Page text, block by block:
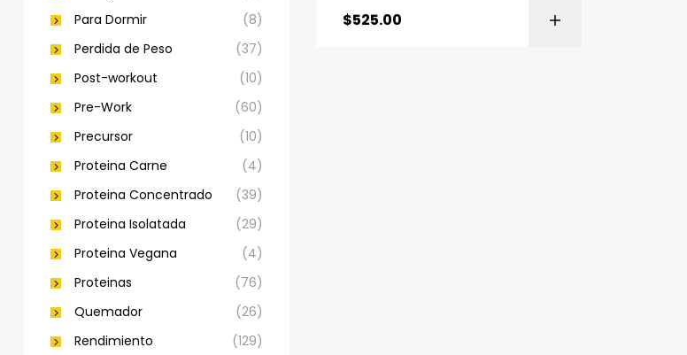
$525.00
Para Dormir
(8)
Perdida de Peso
(37)
Post-workout
(10)
Pre-Work
(60)
Precursor
(10)
Proteina Carne
(4)
Proteina Concentrado
(39)
Proteina Isolatada
(29)
Proteina Vegana
(4)
Proteinas
(76)
Quemador
(26)
Rendimiento
(129)